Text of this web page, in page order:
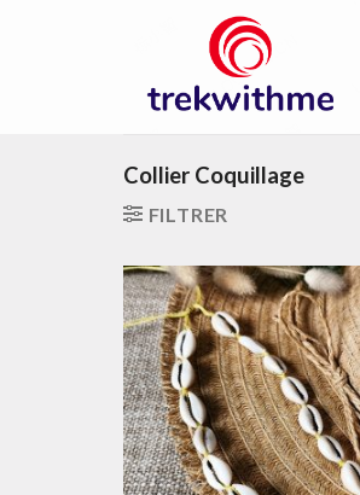
Collier Coquillage
FILTRER